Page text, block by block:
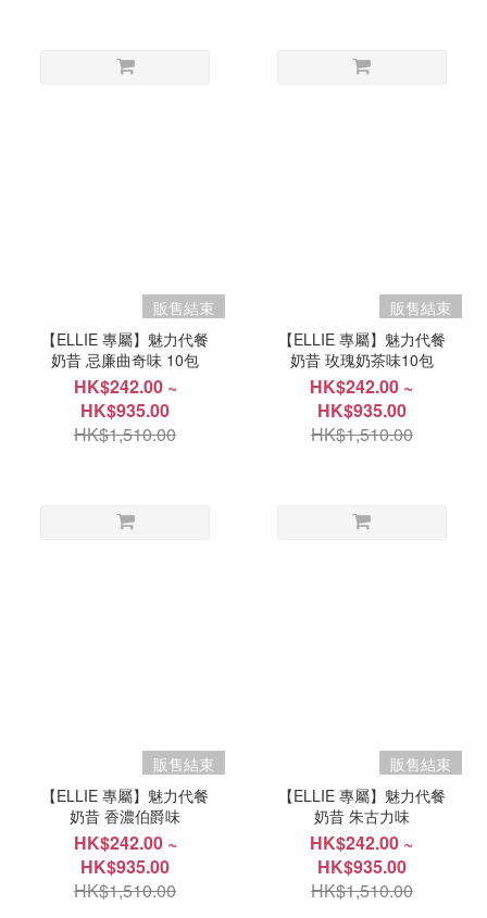
販售結束
【ELLIE 專屬】魅力代餐
奶昔 忌廉曲奇味 10包
HK$242.00 ~
HK$935.00
HK$1,510.00
販售結束
【ELLIE 專屬】魅力代餐
奶昔 玫瑰奶茶味10包
HK$242.00 ~
HK$935.00
HK$1,510.00
販售結束
【ELLIE 專屬】魅力代餐
奶昔 香濃伯爵味
HK$242.00 ~
HK$935.00
HK$1,510.00
販售結束
【ELLIE 專屬】魅力代餐
奶昔 朱古力味
HK$242.00 ~
HK$935.00
HK$1,510.00